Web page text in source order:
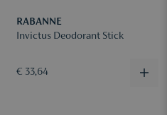
RABANNE
Invictus Deodorant Stick
€ 33,64